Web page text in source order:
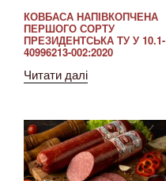
КОВБАСА НАПІВКОПЧЕНА
ПЕРШОГО СОРТУ
ПРЕЗИДЕНТСЬКА ТУ У 10.1-
40996213-002:2020
Читати далі